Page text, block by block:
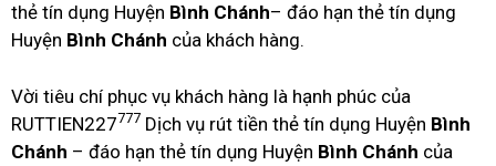
thẻ tín dụng Huyện Bình Chánh– đáo hạn thẻ tín dụng
Huyện Bình Chánh của khách hàng.
Vời tiêu chí phục vụ khách hàng là hạnh phúc của
RUTTIEN227777 Dịch vụ rút tiền thẻ tín dụng Huyện Bình
Chánh – đáo hạn thẻ tín dụng Huyện Bình Chánh của